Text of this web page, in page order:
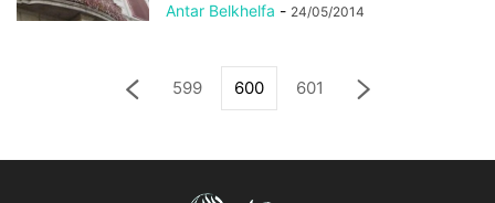
Antar Belkhelfa - 24/05/2014
599 600 601